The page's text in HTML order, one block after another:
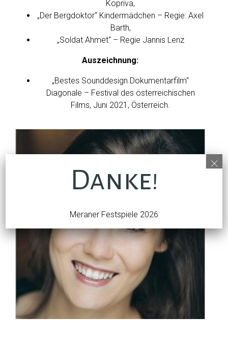
Kopriva,
„Der Bergdoktor“ Kindermädchen – Regie: Axel
Barth,
„Soldat Ahmet“ – Regie Jannis Lenz
Auszeichnung:
„Bestes Sounddesign Dokumentarfilm“
Diagonale – Festival des österreichischen
Films, Juni 2021, Österreich.
Danke!
Meraner Festspiele 2026
×